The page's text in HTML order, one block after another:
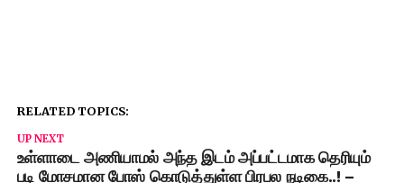
RELATED TOPICS:
UP NEXT
உள்ளாடை அணியாமல் அந்த இடம் அப்பட்டமாக தெரியும்
படி மோசமான போஸ் கொடுத்துள்ள பிரபல நடிகை..! –